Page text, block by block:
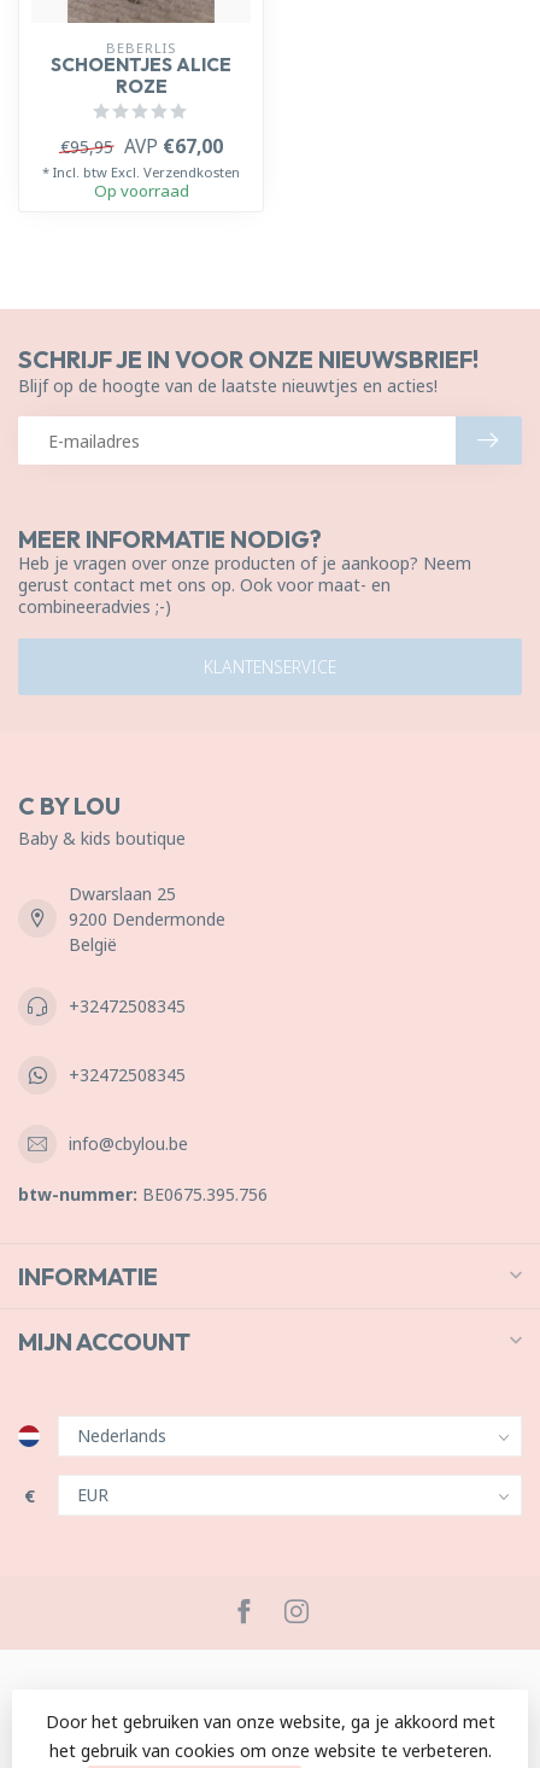
BEBERLIS
SCHOENTJES ALICE
ROZE
€95,95 AVP €67,00
* Incl. btw Excl. Verzendkosten
Op voorraad
MEER INFORMATIE NODIG?
Heb je vragen over onze producten of je aankoop? Neem
gerust contact met ons op. Ook voor maat- en
combineeradvies ;-)
KLANTENSERVICE
SCHRIJF JE IN VOOR ONZE NIEUWSBRIEF!
Blijf op de hoogte van de laatste nieuwtjes en acties!
C BY LOU
Baby & kids boutique
Dwarslaan 25
9200 Dendermonde
België
+32472508345
+32472508345
info@cbylou.be
btw-nummer: BE0675.395.756
INFORMATIE
MIJN ACCOUNT
€
© Copyright 2026 C by Lou - Powered byLightspeed-
Door het gebruiken van onze website, ga je akkoord met
het gebruik van cookies om onze website te verbeteren.